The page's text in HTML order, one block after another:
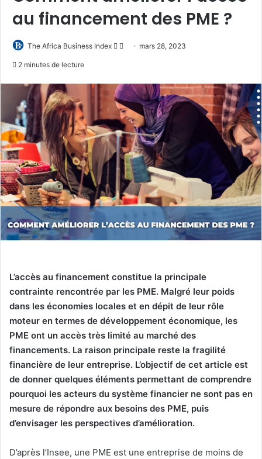
au financement des PME ?
The Africa Business Index
Follow
Envoyermars 28, 2023
2 minutes de lecture
L’accès au financement constitue la principale
contrainte rencontrée par les PME. Malgré leur poids
dans les économies locales et en dépit de leur rôle
moteur en termes de développement économique, les
PME ont un accès très limité au marché des
financements. La raison principale reste la fragilité
financière de leur entreprise. L’objectif de cet article est
de donner quelques éléments permettant de comprendre
pourquoi les acteurs du système financier ne sont pas en
mesure de répondre aux besoins des PME, puis
d’envisager les perspectives d’amélioration.
D’après l’Insee, une PME est une entreprise de moins de